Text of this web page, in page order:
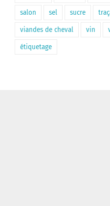
salon sel sucre
viandes de cheval vin
étiquetage